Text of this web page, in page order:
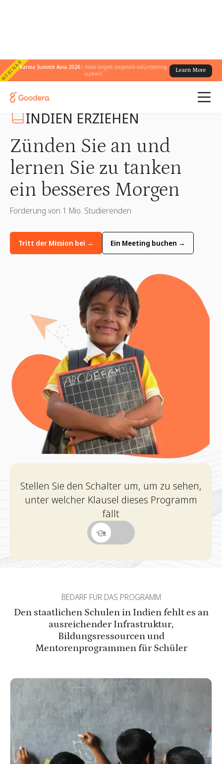
WEBINARKarma Summit Asia 2026 :Asia's largest corporate volunteering
summit
Learn More
← Me4We Programme
INDIEN ERZIEHEN
Zünden Sie an und
lernen Sie zu tanken
ein besseres Morgen
Förderung von 1 Mio. Studierenden
Tritt der Mission bei → Ein Meeting buchen →
Stellen Sie den Schalter um, um zu sehen,
unter welcher Klausel dieses Programm
fällt
BEDARF FÜR DAS PROGRAMM
Den staatlichen Schulen in Indien fehlt es an
ausreichender Infrastruktur,
Bildungsressourcen und
Mentorenprogrammen für Schüler